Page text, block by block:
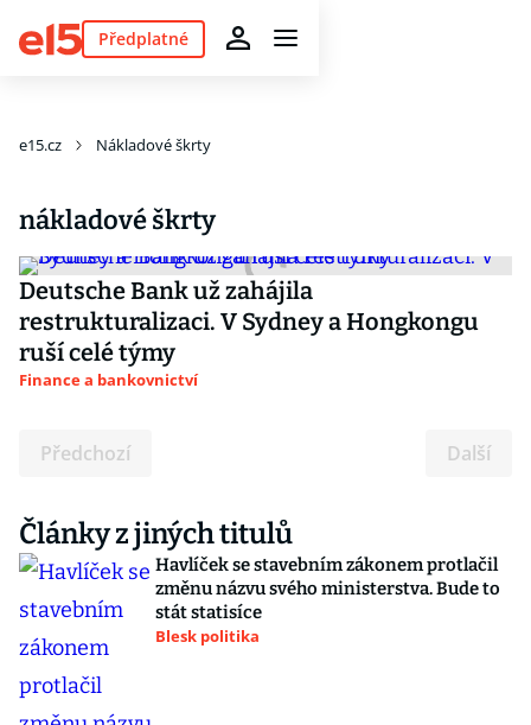
Předplatné
e15.cz Nákladové škrty
nákladové škrty
Deutsche Bank už zahájila
restrukturalizaci. V Sydney a Hongkongu
ruší celé týmy
Finance a bankovnictví
Předchozí Další
Články z jiných titulů
Havlíček se stavebním zákonem protlačil
změnu názvu svého ministerstva. Bude to
stát statisíce
Blesk politika